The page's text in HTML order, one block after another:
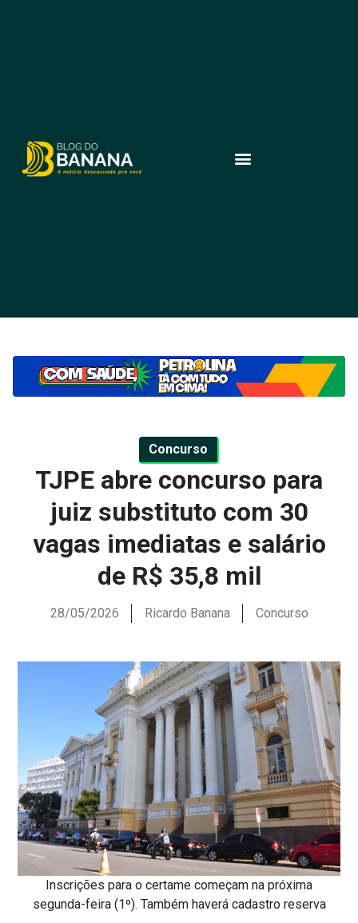
Concurso
TJPE abre concurso para
juiz substituto com 30
vagas imediatas e salário
de R$ 35,8 mil
28/05/2026 Ricardo Banana Concurso
Inscrições para o certame começam na próxima
segunda-feira (1º). Também haverá cadastro reserva